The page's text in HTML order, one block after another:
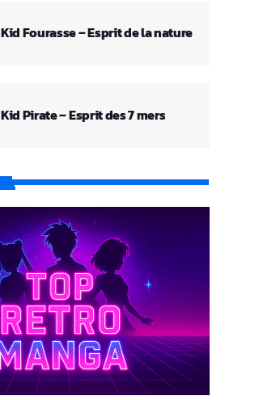
Kid Fourasse – Esprit de la nature
Kid Pirate – Esprit des 7 mers